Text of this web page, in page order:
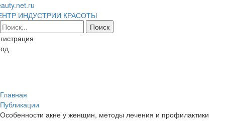
ИНДУСТРИИ КРАСОТЫ
Главная
Публикации
Особенности акне у женщин, методы лечения и профилактики